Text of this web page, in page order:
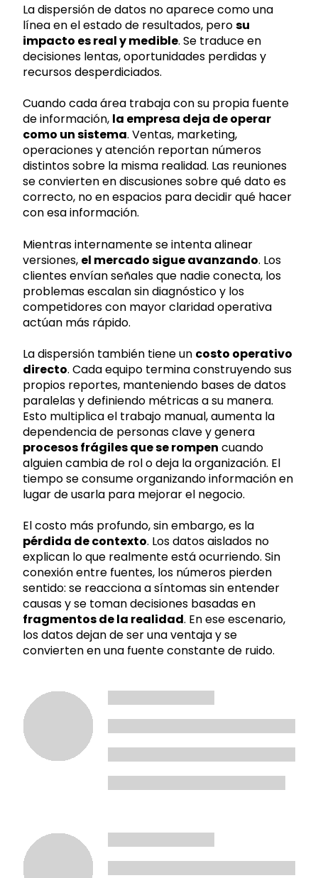
La dispersión de datos no aparece como una
línea en el estado de resultados, perosu
impacto es real y medible. Se traduce en
decisiones lentas, oportunidades perdidas y
recursos desperdiciados.
Cuando cada área trabaja con su propia fuente
de información, la empresa deja de operar
como un sistema. Ventas, marketing,
operaciones y atención reportan números
distintos sobre la misma realidad. Las reuniones
se convierten en discusiones sobre qué dato es
correcto, no en espacios para decidir qué hacer
con esa información.
Mientras internamente se intenta alinear
versiones, el mercado sigue avanzando. Los
clientes envían señales que nadie conecta, los
problemas escalan sin diagnóstico y los
competidores con mayor claridad operativa
actúan más rápido.
La dispersión también tiene un costo operativo
directo. Cada equipo termina construyendo sus
propios reportes, manteniendo bases de datos
paralelas y definiendo métricas a su manera.
Esto multiplica el trabajo manual, aumenta la
dependencia de personas clave y genera
procesos frágiles que se rompen cuando
alguien cambia de rol o deja la organización. El
tiempo se consume organizando información en
lugar de usarla para mejorar el negocio.
El costo más profundo, sin embargo, es la
pérdida de contexto. Los datos aislados no
explican lo que realmente está ocurriendo. Sin
conexión entre fuentes, los números pierden
sentido: se reacciona a síntomas sin entender
causas y se toman decisiones basadas en
fragmentos de la realidad. En ese escenario,
los datos dejan de ser una ventaja y se
convierten en una fuente constante de ruido.